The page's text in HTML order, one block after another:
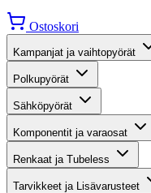
Ostoskori
Kampanjat ja vaihtopyörät
Polkupyörät
Sähköpyörät
Komponentit ja varaosat
Renkaat ja Tubeless
Tarvikkeet ja Lisävarusteet